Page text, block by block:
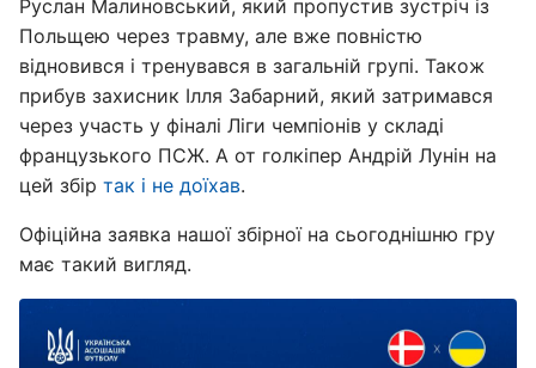
Руслан Малиновський, який пропустив зустріч із
Польщею через травму, але вже повністю
відновився і тренувався в загальній групі. Також
прибув захисник Ілля Забарний, який затримався
через участь у фіналі Ліги чемпіонів у складі
французького ПСЖ. А от голкіпер Андрій Лунін на
цей збір так і не доїхав.
Офіційна заявка нашої збірної на сьогоднішню гру
має такий вигляд.